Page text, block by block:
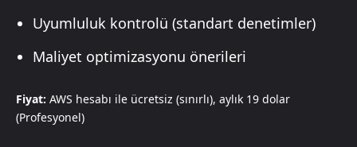
Uyumluluk kontrolü (standart denetimler)
Maliyet optimizasyonu önerileri
Fiyat: AWS hesabı ile ücretsiz (sınırlı), aylık 19 dolar
(Profesyonel)